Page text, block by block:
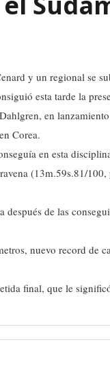
y un regional se
esta tarde la
en
Corea.
en esta
(13m.59s.81/
después de las
nuevo record de
final, que le